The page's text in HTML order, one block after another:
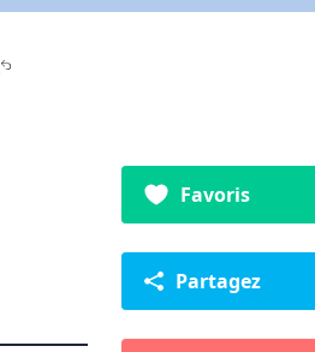
Favoris
Partagez